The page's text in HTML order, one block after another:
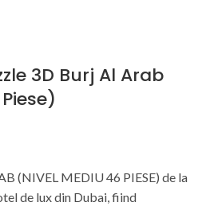
3D Burj Al Arab
(NIVEL MEDIU 46 PIESE) de la
de lux din Dubai, fiind